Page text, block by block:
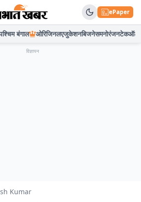
ePaper
बंगाल ओरिजिनलएजुकेशनबिजनेसमनोरंजनटेकऑटो
विज्ञापन
Kumar